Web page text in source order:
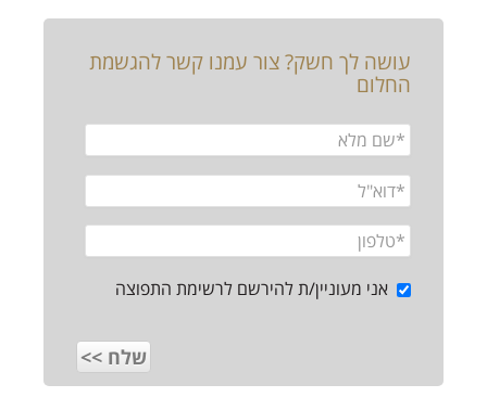
עושה לך חשק? צור עמנו קשר להגשמת
החלום
אני מעוניין/ת להירשם לרשימת התפוצה